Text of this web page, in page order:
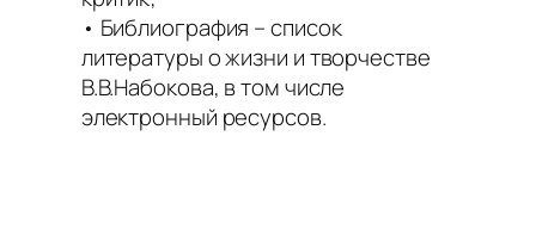
• Библиография – список
литературы о жизни и творчестве
В.В.Набокова, в том числе
электронный ресурсов.